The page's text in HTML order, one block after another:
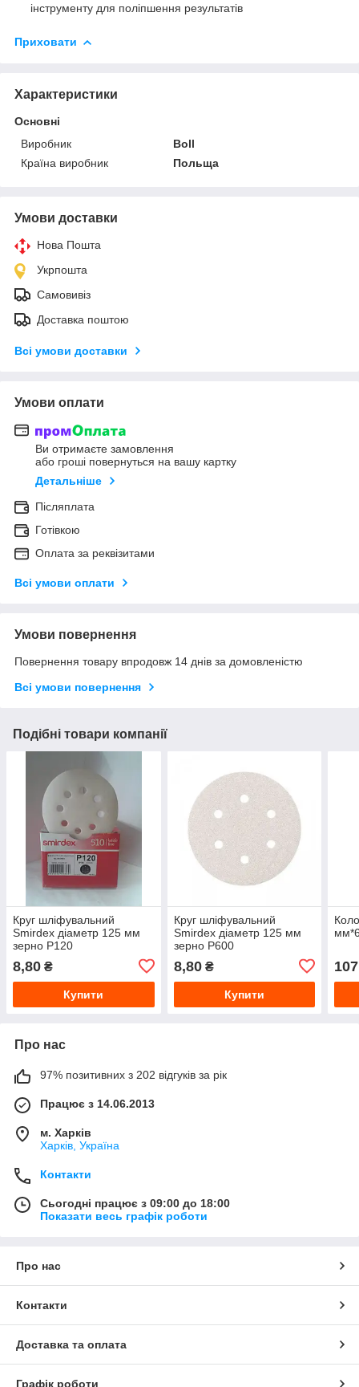
інструменту для поліпшення результатів
Приховати
Характеристики
Основні
Виробник
Boll
Країна виробник
Польща
Умови доставки
Нова Пошта
Укрпошта
Самовивіз
Доставка поштою
Всі умови доставки
Умови оплати
Ви отримаєте замовлення
або гроші повернуться на вашу картку
Детальніше
Післяплата
Готівкою
Оплата за реквізитами
Всі умови оплати
Умови повернення
Повернення товару впродовж 14 днів за домовленістю
Всі умови повернення
Подібні товари компанії
Круг шліфувальний
Smirdex діаметр 125 мм
зерно P120
8,80 ₴
Купити
Круг шліфувальний
Smirdex діаметр 125 мм
зерно P600
8,80₴
Купити
107
Про нас
97% позитивних з 202 відгуків за рік
Працює з 14.06.2013
м. Харків
Харків, Україна
Контакти
Сьогодні працює з 09:00 до 18:00
Показати весь графік роботи
Про нас
Контакти
Доставка та оплата
Графік роботи